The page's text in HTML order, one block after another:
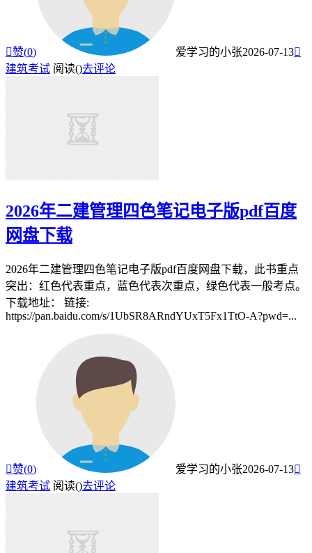
赞(0) 爱学习的小张2026-07-13
建筑考试 阅读()去评论
2026年二建管理四色笔记电子版pdf百度
网盘下载
2026年二建管理四色笔记电子版pdf百度网盘下载，此书重点
突出：红色代表重点，蓝色代表次重点，绿色代表一般考点。
下载地址： 链接:
https://pan.baidu.com/s/1UbSR8ARndYUxT5Fx1TtO-A?pwd=...
赞(0) 爱学习的小张2026-07-13
建筑考试 阅读()去评论